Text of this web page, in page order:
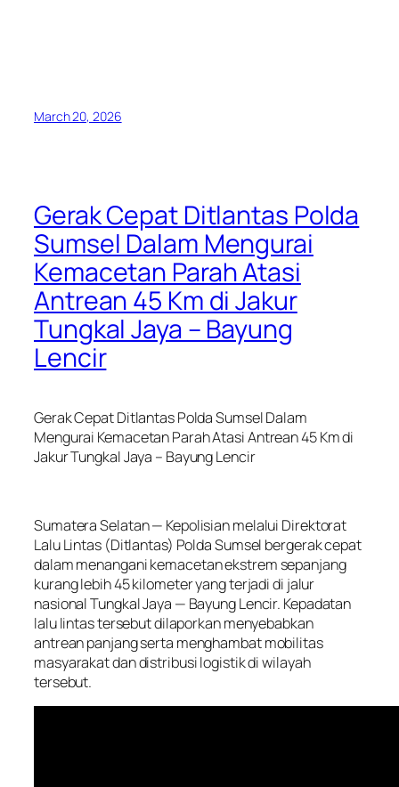
March 20, 2026
Gerak Cepat Ditlantas Polda
Sumsel Dalam Mengurai
Kemacetan Parah Atasi
Antrean 45 Km di Jakur
Tungkal Jaya – Bayung
Lencir
Gerak Cepat Ditlantas Polda Sumsel Dalam
Mengurai Kemacetan Parah Atasi Antrean 45 Km di
Jakur Tungkal Jaya – Bayung Lencir
Sumatera Selatan — Kepolisian melalui Direktorat
Lalu Lintas (Ditlantas) Polda Sumsel bergerak cepat
dalam menangani kemacetan ekstrem sepanjang
kurang lebih 45 kilometer yang terjadi di jalur
nasional Tungkal Jaya — Bayung Lencir. Kepadatan
lalu lintas tersebut dilaporkan menyebabkan
antrean panjang serta menghambat mobilitas
masyarakat dan distribusi logistik di wilayah
tersebut.